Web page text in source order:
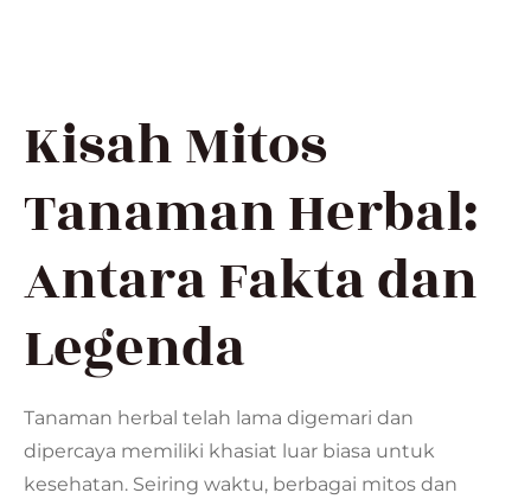
Kisah Mitos
Tanaman Herbal:
Antara Fakta dan
Legenda
Tanaman herbal telah lama digemari dan
dipercaya memiliki khasiat luar biasa untuk
kesehatan. Seiring waktu, berbagai mitos dan